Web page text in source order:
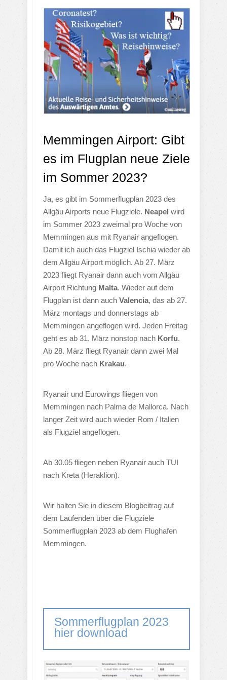
Memmingen Airport: Gibt
es im Flugplan neue Ziele
im Sommer 2023?
Ja, es gibt im Sommerflugplan 2023 des
Allgäu Airports neue Flugziele. Neapel wird
im Sommer 2023 zweimal pro Woche von
Memmingen aus mit Ryanair angeflogen.
Damit ich auch das Flugziel Ischia wieder ab
dem Allgäu Airport möglich. Ab 27. März
2023 fliegt Ryanair dann auch vom Allgäu
Airport Richtung Malta. Wieder auf dem
Flugplan ist dann auch Valencia, das ab 27.
März montags und donnerstags ab
Memmingen angeflogen wird. Jeden Freitag
geht es ab 31. März nonstop nach Korfu.
Ab 28. März fliegt Ryanair dann zwei Mal
pro Woche nach Krakau.
Ryanair und Eurowings fliegen von
Memmingen nach Palma de Mallorca. Nach
langer Zeit wird auch wieder Rom / Italien
als Flugziel angeflogen.
Ab 30.05 fliegen neben Ryanair auch TUI
nach Kreta (Heraklion).
Wir halten Sie in diesem Blogbeitrag auf
dem Laufenden über die Flugziele
Sommerflugplan 2023 ab dem Flughafen
Memmingen.
Sommerflugplan 2023
hier download